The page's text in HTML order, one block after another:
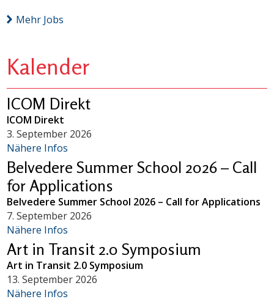
Mehr Jobs
Kalender
ICOM Direkt
ICOM Direkt
3. September 2026
Nähere Infos
Belvedere Summer School 2026 – Call
for Applications
Belvedere Summer School 2026 – Call for Applications
7. September 2026
Nähere Infos
Art in Transit 2.0 Symposium
Art in Transit 2.0 Symposium
13. September 2026
Nähere Infos